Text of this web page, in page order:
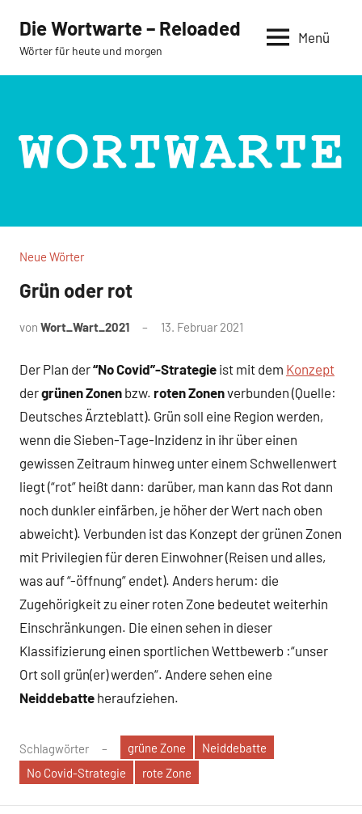
Inhalt
springen
Die Wortwarte – Reloaded
Wörter für heute und morgen
Menü
Neue Wörter
Grün oder rot
von Wort_Wart_2021 13. Februar 2021
Der Plan der“No Covid”-Strategie ist mit dem Konzept
dergrünen Zonen bzw. roten Zonenverbunden (Quelle:
Deutsches Ärzteblatt). Grün soll eine Region werden,
wenn die Sieben-Tage-Inzidenz in ihr über einen
gewissen Zeitraum hinweg unter einem Schwellenwert
liegt (“rot” heißt dann: darüber, man kann das Rot dann
noch dunkler einfärben, je höher der Wert nach oben
abweicht). Verbunden ist das Konzept der grünen Zonen
mit Privilegien für deren Einwohner (Reisen und alles,
was auf “-öffnung” endet). Anders herum: die
Zugehörigkeit zu einer roten Zone bedeutet weiterhin
Einschränkungen. Die einen sehen in dieser
Klassifizierung einen sportlichen Wettbewerb :“unser
Ort soll grün(er) werden“. Andere sehen eine
Neiddebatte heraufziehen.
Schlagwörter grüne Zone
Neiddebatte
No Covid-Strategie
rote Zone